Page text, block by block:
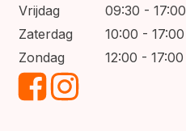
Vrijdag
09:30 - 17:00
Zaterdag
10:00 - 17:00
Zondag
12:00 - 17:00